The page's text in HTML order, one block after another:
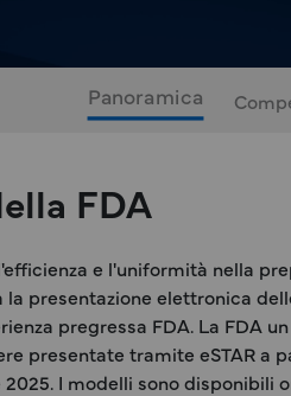
Panoramica
FDA
e l'uniformità nella
presentazione elettronica
pregressa FDA. La
presentate tramite eSTAR
I modelli sono